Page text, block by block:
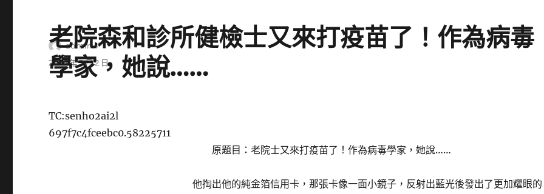
老院森和診所健檢士又來打疫苗了！作為病毒
學家，她說……
原題目：老院士又來打疫苗了！作為病毒學家，她說……
他掏出他的純金箔信用卡，那張卡像一面小鏡子，反射出藍光後發出了更加耀眼的
TC:senho2ai2l
697f7c4fceebc0.58225711
作
者
admin
發
佈
2026 年 2 月 2 日